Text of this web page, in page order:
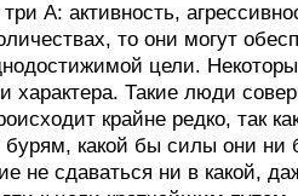
А: активность,
то они могут
цели.
характера. Такие люди
крайне редко, так
какой бы силы они ни
не сдаваться ни в какой,